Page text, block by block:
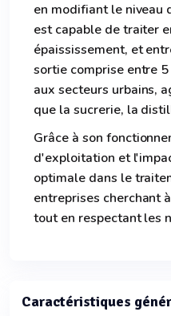
en modifiant le niveau
est capable de traiter
épaississement, et
sortie comprise entre
aux secteurs urbains,
que la sucrerie, la
Grâce à son
d'exploitation et
optimale dans le
entreprises cherchant
tout en respectant les
Caractéristiques